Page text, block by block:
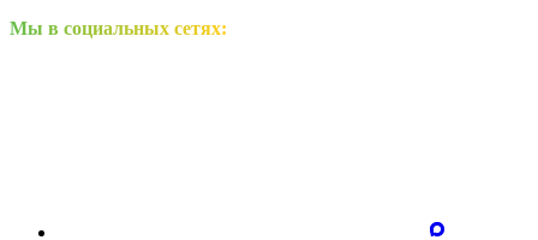
Мы в социальных сетях: